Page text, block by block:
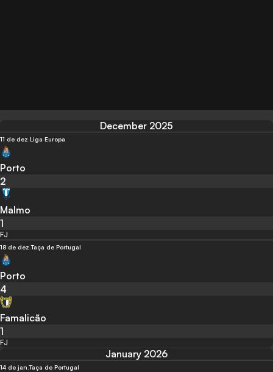
December 2025
11 de dez.Liga Europa
Porto
2
Malmo
1
FJ
18 de dez.Taça de Portugal
Porto
4
Famalicão
1
FJ
January 2026
14 de jan.Taça de Portugal